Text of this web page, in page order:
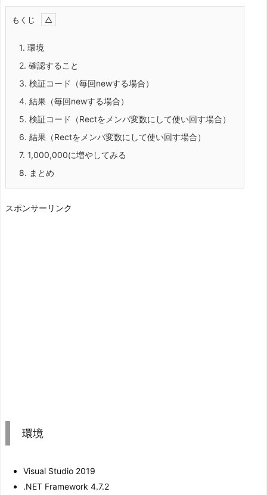
もくじ
1. 環境
2. 確認すること
3. 検証コード（毎回newする場合）
4. 結果（毎回newする場合）
5. 検証コード（Rectをメンバ変数にして使い回す場合）
6. 結果（Rectをメンバ変数にして使い回す場合）
7. 1,000,000に増やしてみる
8. まとめ
スポンサーリンク
環境
Visual Studio 2019
.NET Framework 4.7.2